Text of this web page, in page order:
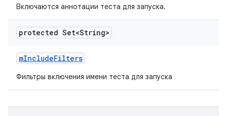
Включаются аннотации теста для запуска.
protected Set<String>
mIncludeFilters
Фильтры включения имени теста для запуска